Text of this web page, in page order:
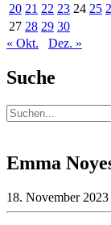
20 21 22 23 24 25
27 28 29 30
« Okt.
Dez. »
Suche
Emma
18. November 2023